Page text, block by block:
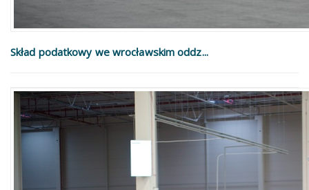
Skład podatkowy we wrocławskim oddz...